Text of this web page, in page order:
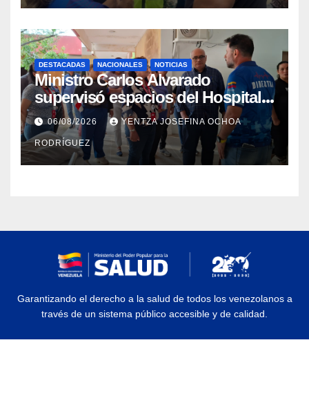
DESTACADAS NACIONALES NOTICIAS
Ministro Carlos Alvarado
supervisó espacios del Hospital
Dermatológico Dr. Martín Vegas
en La Guaira
06/08/2026 YENTZA JOSEFINA OCHOA
RODRÍGUEZ
Garantizando el derecho a la salud de todos los venezolanos a
través de un sistema público accesible y de calidad.